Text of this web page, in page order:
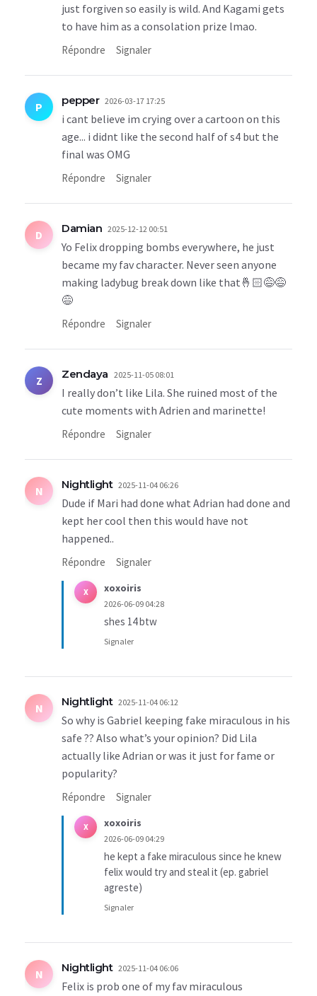
just forgiven so easily is wild. And Kagami gets
to have him as a consolation prize lmao.
Répondre Signaler
P pepper 2026-03-17 17:25
i cant believe im crying over a cartoon on this
age... i didnt like the second half of s4 but the
final was OMG
Répondre Signaler
D Damian 2025-12-12 00:51
Yo Felix dropping bombs everywhere, he just
became my fav character. Never seen anyone
making ladybug break down like that🤞🏻😅😅
😅
Répondre Signaler
Z Zendaya 2025-11-05 08:01
I really don’t like Lila. She ruined most of the
cute moments with Adrien and marinette!
Répondre Signaler
N Nightlight 2025-11-04 06:26
Dude if Mari had done what Adrian had done and
kept her cool then this would have not
happened..
Répondre Signaler
X xoxoiris
2026-06-09 04:28
shes 14 btw
Signaler
N Nightlight 2025-11-04 06:12
So why is Gabriel keeping fake miraculous in his
safe ?? Also what’s your opinion? Did Lila
actually like Adrian or was it just for fame or
popularity?
Répondre Signaler
X xoxoiris
2026-06-09 04:29
he kept a fake miraculous since he knew
felix would try and steal it (ep. gabriel
agreste)
Signaler
N Nightlight 2025-11-04 06:06
Felix is prob one of my fav miraculous